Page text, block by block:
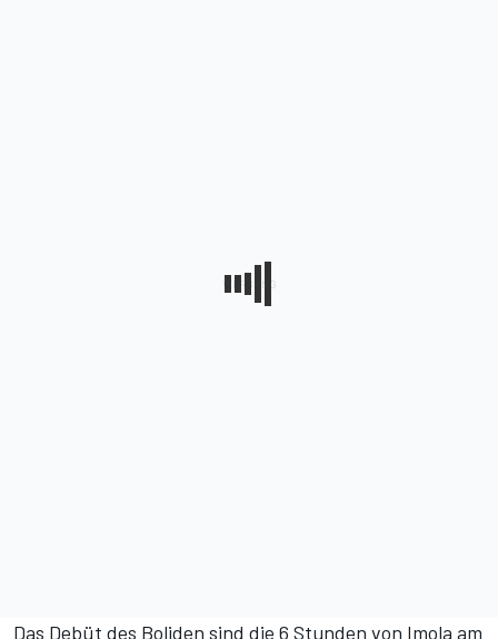
Das Debüt des Boliden sind die 6 Stunden von Imola am